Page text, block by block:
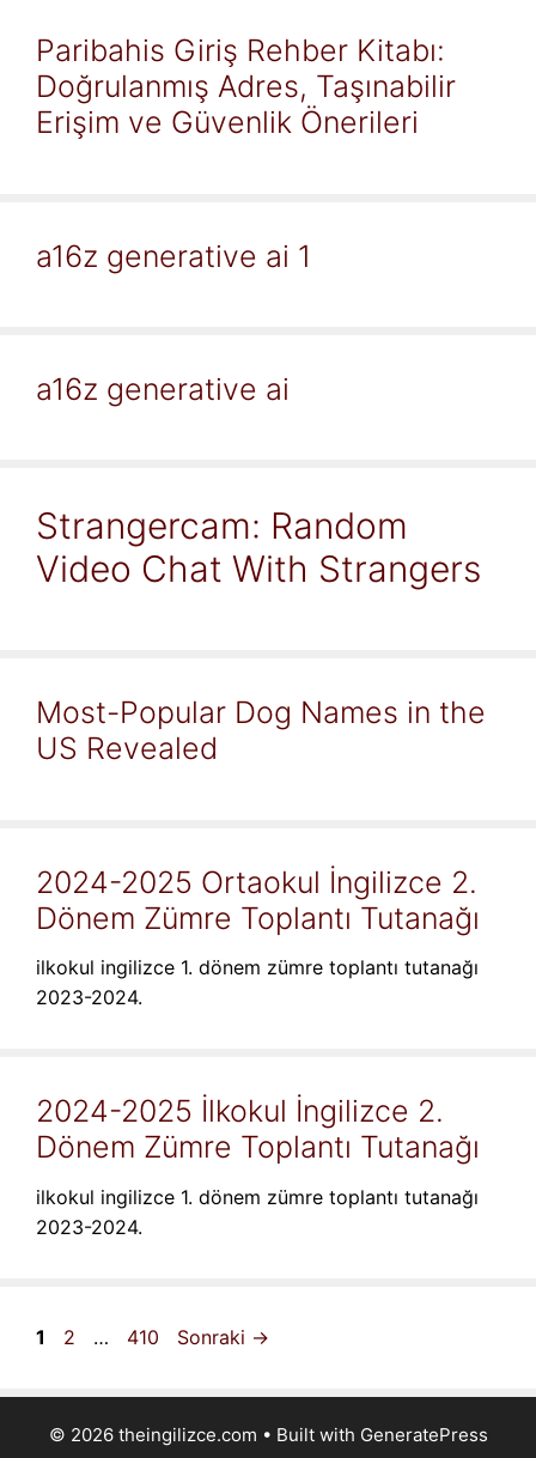
Paribahis Giriş Rehber Kitabı:
Doğrulanmış Adres, Taşınabilir
Erişim ve Güvenlik Önerileri
a16z generative ai 1
a16z generative ai
Strangercam: Random
Video Chat With Strangers
Most-Popular Dog Names in the
US Revealed
2024-2025 Ortaokul İngilizce 2.
Dönem Zümre Toplantı Tutanağı
ilkokul ingilizce 1. dönem zümre toplantı tutanağı
2023-2024.
2024-2025 İlkokul İngilizce 2.
Dönem Zümre Toplantı Tutanağı
ilkokul ingilizce 1. dönem zümre toplantı tutanağı
2023-2024.
Sayfa
1 Sayfa
2 … Sayfa
410 Sonraki →
© 2026 theingilizce.com • Built with GeneratePress